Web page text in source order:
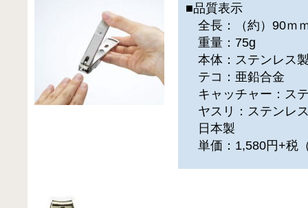
■品質表示
全長：（約）90ｍ
重量：75g
本体：ステンレス
テコ：亜鉛合金
キャッチャー：ス
ヤスリ：ステンレ
日本製
単価：1,580円+税